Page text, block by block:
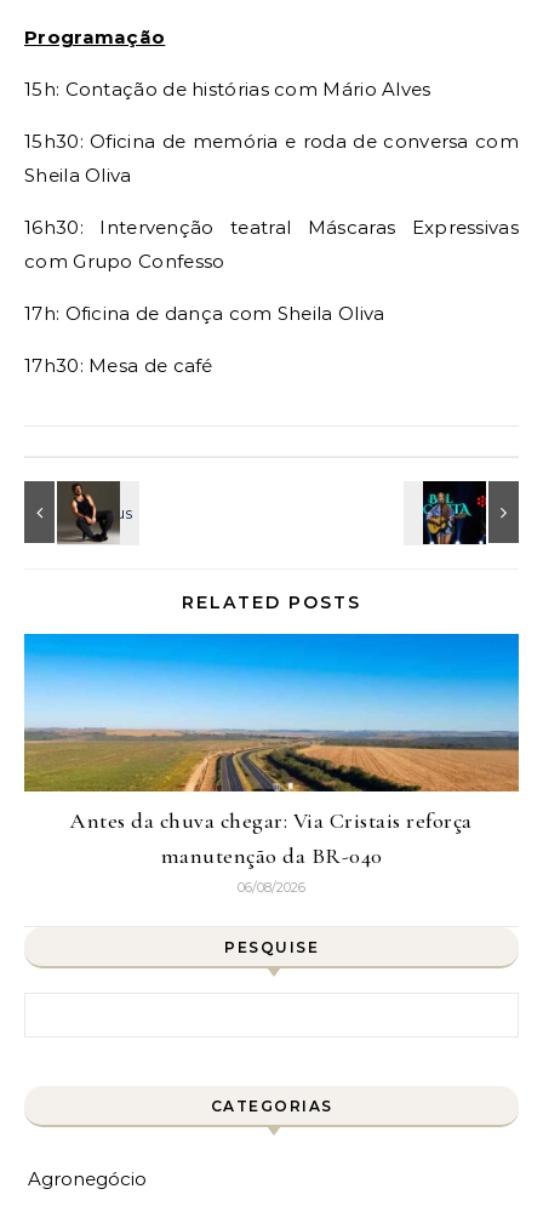
Programação
15h: Contação de histórias com Mário Alves
15h30: Oficina de memória e roda de conversa com
Sheila Oliva
16h30: Intervenção teatral Máscaras Expressivas
com Grupo Confesso
17h: Oficina de dança com Sheila Oliva
17h30: Mesa de café
RELATED POSTS
Antes da chuva chegar: Via Cristais reforça
manutenção da BR-040
06/08/2026
PESQUISE
CATEGORIAS
Agronegócio